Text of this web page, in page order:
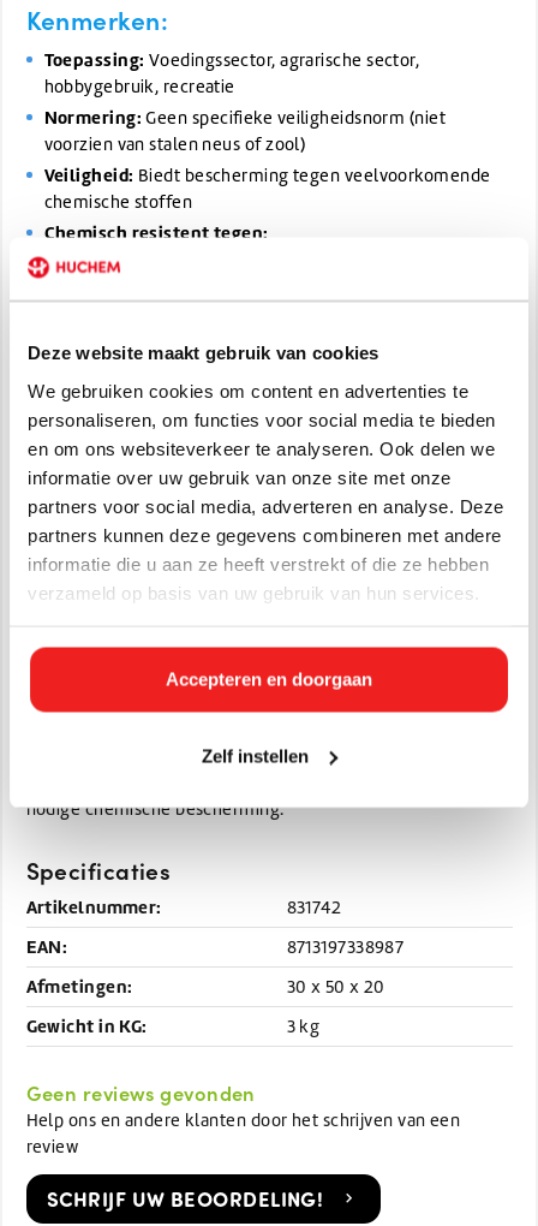
Deze website maakt gebruik van cookies
We gebruiken cookies om content en advertenties te
personaliseren, om functies voor social media te bieden
en om ons websiteverkeer te analyseren. Ook delen we
informatie over uw gebruik van onze site met onze
partners voor social media, adverteren en analyse. Deze
partners kunnen deze gegevens combineren met andere
informatie die u aan ze heeft verstrekt of die ze hebben
verzameld op basis van uw gebruik van hun services.
Accepteren en doorgaan
Zelf instellen
Kenmerken:
Toepassing: Voedingssector, agrarische sector,
hobbygebruik, recreatie
Normering: Geen specifieke veiligheidsnorm (niet
voorzien van stalen neus of zool)
Veiligheid: Biedt bescherming tegen veelvoorkomende
chemische stoffen
Chemisch resistent tegen:
Mest
Plantaardige en dierlijke oliën & vetten
Minerale oliën
Desinfecterende middelen
Kunstmest
Diverse veelgebruikte chemicaliën
Materiaal en Design:
Materiaal: Slijtvast PVC
Waterdicht:100% waterdicht voor optimale hygiëne en
een betaalbare, robuuste en veelzijdige laars zonder
nodige chemische bescherming.
Specificaties
Artikelnummer: 831742
EAN: 8713197338987
Afmetingen: 30 x 50 x 20
Gewicht in KG: 3 kg
Geen reviews gevonden
Help ons en andere klanten door het schrijven van een
review
SCHRIJF UW BEOORDELING!